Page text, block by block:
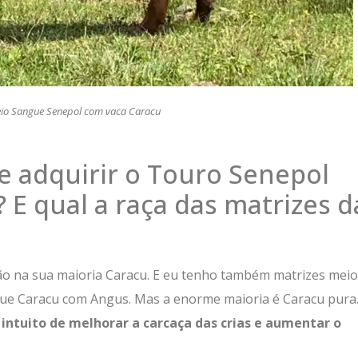
Sangue Senepol com vaca Caracu
adquirir o Touro Senepol
qual a raça das matrizes
na sua maioria Caracu. E eu tenho também matrizes meio
Caracu com Angus. Mas a enorme maioria é Caracu
de melhorar a carcaça das crias e aumentar o